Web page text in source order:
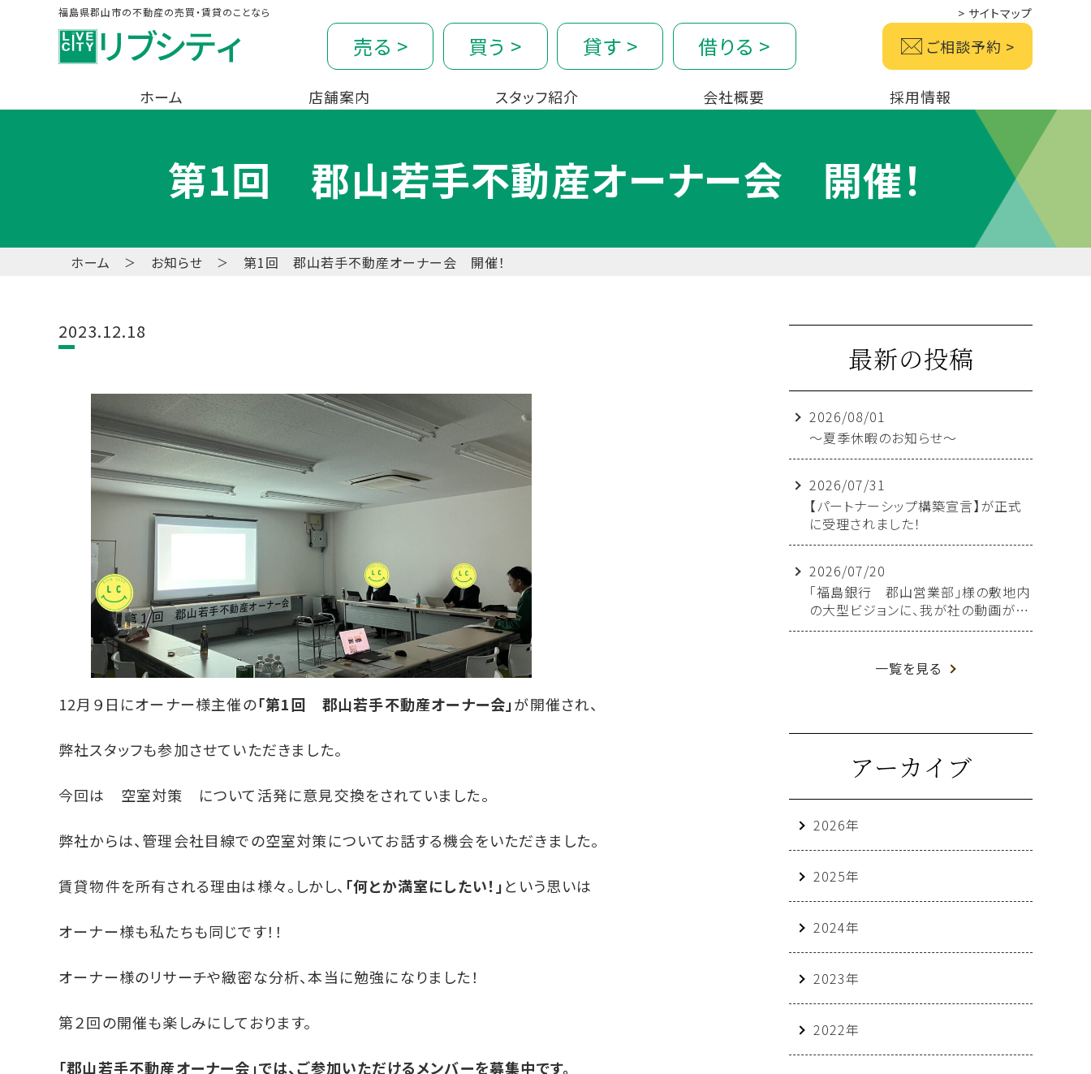
福島県郡山市の不動産の売買・賃貸のことなら > サイトマップ
売る > 買う > 貸す > 借りる > ご相談予約 >
ホーム 店舗案内 スタッフ紹介 会社概要 採用情報
第1回 郡山若手不動産オーナー会 開催！
ホーム お知らせ 第1回 郡山若手不動産オーナー会 開催！
2023.12.18
12月９日にオーナー様主催の「第1回 郡山若手不動産オーナー会」が開催され、
弊社スタッフも参加させていただきました。
今回は 空室対策 について活発に意見交換をされていました。
弊社からは、管理会社目線での空室対策についてお話する機会をいただきました。
賃貸物件を所有される理由は様々。しかし、 「何とか満室にしたい！」という思いは
オーナー様も私たちも同じです！！
オーナー様のリサーチや緻密な分析、本当に勉強になりました！
第２回の開催も楽しみにしております。
「郡山若手不動産オーナー会」では、ご参加いただけるメンバーを募集中です。
最新の投稿
2026/08/01
～夏季休暇のお知らせ～
2026/07/31
【パートナーシップ構築宣言】が正式
に受理されました！
2026/07/20
「福島銀行 郡山営業部」様の敷地内
の大型ビジョンに、我が社の動画が放
映されることになりました！
一覧を見る
アーカイブ
2026年
2025年
2024年
2023年
2022年